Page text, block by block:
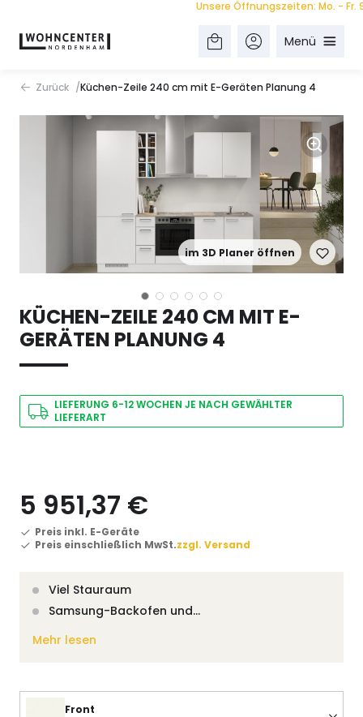
Unsere Öffnungszeiten: Mo. - Fr.
Menü
Zurück Küchen-Zeile 240 cm mit E-Geräten Planung 4
im 3D Planer öffnen
KÜCHEN-ZEILE 240 CM MIT E-
GERÄTEN PLANUNG 4
LIEFERUNG 6-12 WOCHEN JE NACH GEWÄHLTER
LIEFERART
5 951,37 €
Preis inkl. E-Geräte
Preis einschließlich MwSt.zzgl. Versand
Viel Stauraum
Samsung-Backofen und…
Mehr lesen
Front